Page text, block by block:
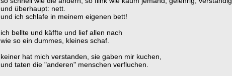
und überhaupt: nett.
und ich schlafe in meinem eigenen bett!
ich bellte und käffte und lief allen nach
wie so ein dummes, kleines schaf.
keiner hat mich verstanden, sie gaben mir kuchen,
und taten die "anderen" menschen verfluchen.